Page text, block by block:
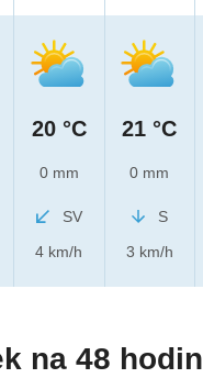
20 °C
0 mm
SV
4 km/h
21 °C
0 mm
S
3 km/h
na 48 hodin